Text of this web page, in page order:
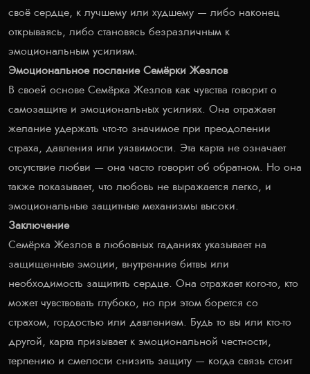
своё сердце, к лучшему или худшему — либо наконец
открываясь, либо становясь безразличным к
эмоциональным усилиям.
Эмоциональное послание Семёрки Жезлов
В своей основе Семёрка Жезлов как чувства говорит о
самозащите и эмоциональных усилиях. Она отражает
желание удержать что-то значимое при преодолении
страха, давления или уязвимости. Эта карта не означает
отсутствие любви — она часто говорит об обратном. Но она
также показывает, что любовь не выражается легко, и
эмоциональные защитные механизмы высоки.
Заключение
Семёрка Жезлов в любовных гаданиях указывает на
защищенные эмоции, внутренние битвы или
необходимость защитить сердце. Она отражает кого-то, кто
может чувствовать глубоко, но при этом борется со
страхом, гордостью или давлением. Будь то вы или кто-то
другой, карта призывает к эмоциональной честности,
терпению и смелости снизить защиту — когда связь стоит